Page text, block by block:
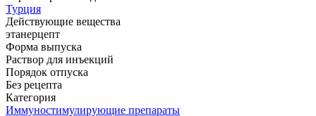
Турция
Действующие вещества
этанерцепт
Форма выпуска
Раствор для инъекций
Порядок отпуска
Без рецепта
Категория
Иммуностимулирующие препараты